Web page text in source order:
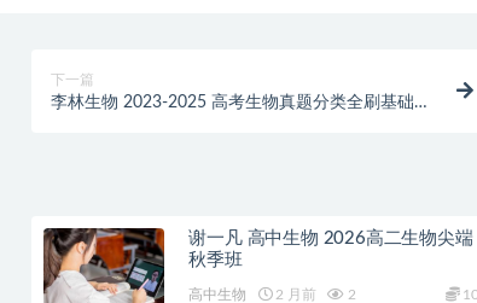
下一篇
李林生物 2023-2025 高考生物真题分类全刷基础
谢一凡 高中生物 2026高二生物尖端
秋季班
高中生物 2 月前 2